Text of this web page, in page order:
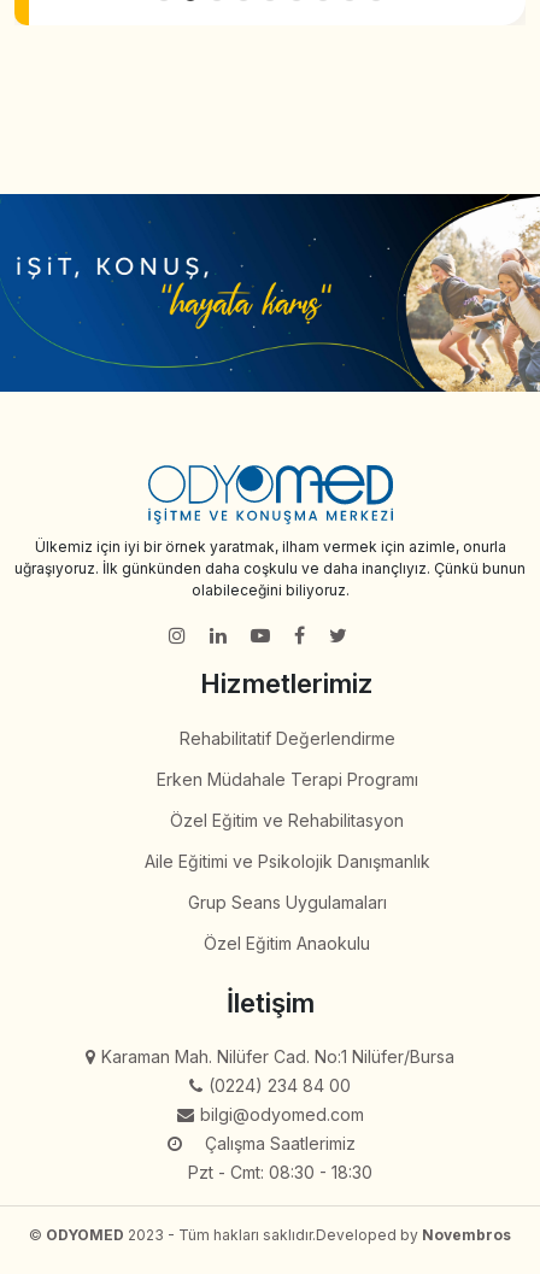
Ülkemiz için iyi bir örnek yaratmak, ilham vermek için azimle, onurla
uğraşıyoruz. İlk günkünden daha coşkulu ve daha inançlıyız. Çünkü bunun
olabileceğini biliyoruz.
Hizmetlerimiz
Rehabilitatif Değerlendirme
Erken Müdahale Terapi Programı
Özel Eğitim ve Rehabilitasyon
Aile Eğitimi ve Psikolojik Danışmanlık
Grup Seans Uygulamaları
Özel Eğitim Anaokulu
İletişim
Karaman Mah. Nilüfer Cad. No:1 Nilüfer/Bursa
(0224) 234 84 00
bilgi@odyomed.com
Çalışma Saatlerimiz
Pzt - Cmt: 08:30 - 18:30
© ODYOMED 2023 - Tüm hakları saklıdır.Developed by Novembros